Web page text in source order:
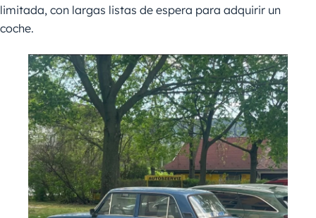
limitada, con largas listas de espera para adquirir un
coche.